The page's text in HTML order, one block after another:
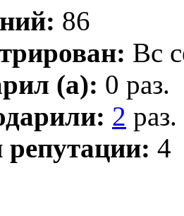
86
Вс
(а): 0 раз.
2 раз.
4